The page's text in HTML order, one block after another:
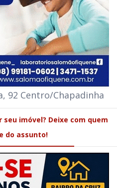
92 Centro/Chapadinha
seu imóvel? Deixe com quem
do assunto!